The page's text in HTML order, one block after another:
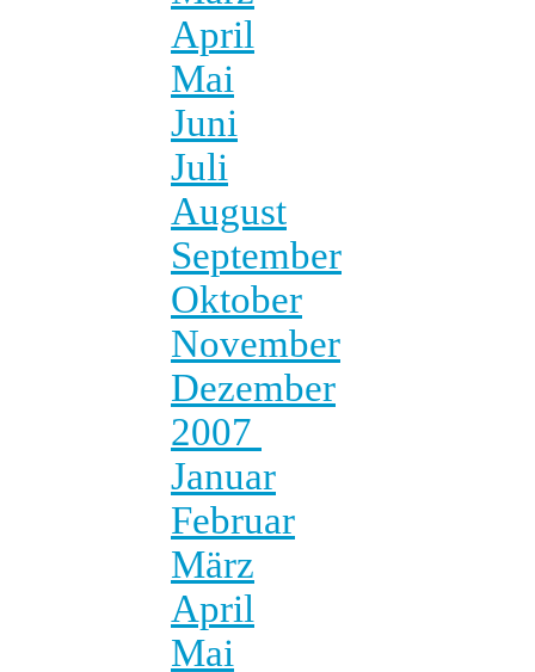
April
Mai
Juni
Juli
August
September
Oktober
November
Dezember
2007
Januar
Februar
März
April
Mai